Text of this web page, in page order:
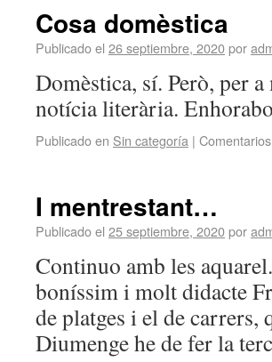
Cosa domèstica
Publicado el 26 septiembre, 2020por
Domèstica, sí. Però, per
notícia literària.
Publicado en Sin categoría |
I mentrestant…
Publicado el 25 septiembre, 2020por
Continuo amb les
boníssim i molt didacte
de platges i el de carrers,
Diumenge he de fer la